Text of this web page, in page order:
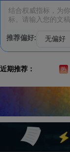
推荐偏好:
近期推荐： 热